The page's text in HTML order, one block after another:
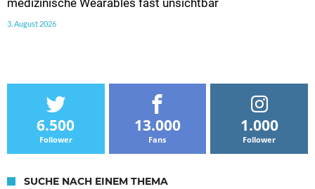
medizinische Wearables fast unsichtbar
3. August 2026
6.500
Follower
13.000
Fans
1.000
Follower
SUCHE NACH EINEM THEMA